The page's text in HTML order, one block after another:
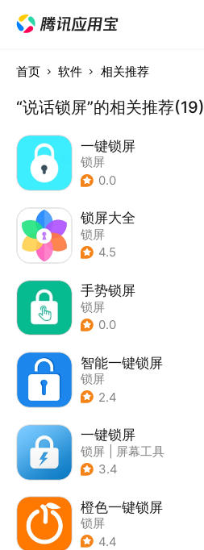
首页 软件 相关推荐
“说话锁屏”的相关推荐(19)
一键锁屏
锁屏
0.0
锁屏大全
锁屏
4.5
手势锁屏
锁屏
0.0
智能一键锁屏
锁屏
2.4
一键锁屏
锁屏
屏幕工具
3.4
橙色一键锁屏
锁屏
4.4